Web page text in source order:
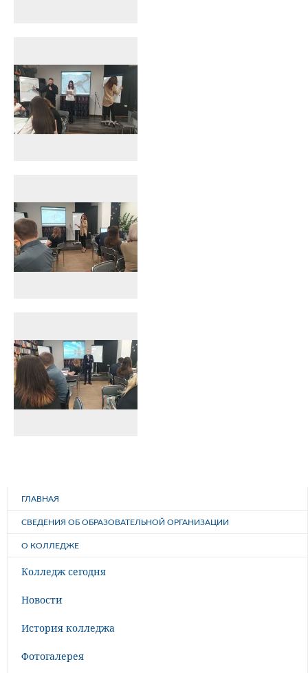
ГЛАВНАЯ
СВЕДЕНИЯ ОБ ОБРАЗОВАТЕЛЬНОЙ ОРГАНИЗАЦИИ
О КОЛЛЕДЖЕ
Колледж сегодня
Новости
История колледжа
Фотогалерея